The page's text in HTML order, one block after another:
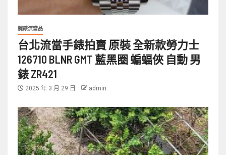
腕錶流當品
台北流當手錶拍賣 原裝 全新款勞力士
126710 BLNR GMT 藍黑圈 蝙蝠俠 自動 男
錶 ZR421
2025 年 3 月 29 日 admin